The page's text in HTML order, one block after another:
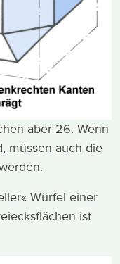
aber 26. Wenn
müssen auch die
Würfel einer
ist